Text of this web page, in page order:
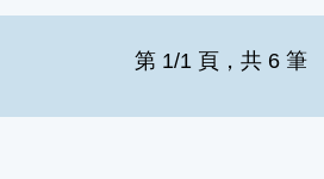
第 1/1 頁，共 6 筆